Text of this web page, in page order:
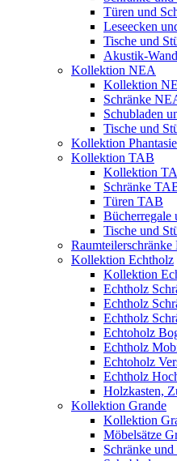
Türen und
Leseecken
Tische und
Akustik-
Kollektion NEA
Kollektion
Schränke
Schubladen
Tische und
Kollektion
Kollektion TAB
Kollektion
Schränke
Türen TAB
Bücherregale
Tische und
Raumteilerschränke
Kollektion Echtholz
Kollektion
Echtholz
Echtholz
Echtholz
Echtoholz
Echtholz
Echtoholz
Echtholz
Holzkasten,
Kollektion Grande
Kollektion
Möbelsätze
Schränke